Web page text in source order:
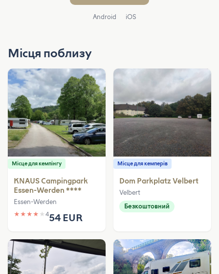
Android iOS
Місця поблизу
Місце для кемпінгу
KNAUS Campingpark
Essen-Werden ****
Essen-Werden
★ ★ ★ ★ ★ 454 EUR
Місце для кемперів
Dom Parkplatz Velbert
Velbert
Безкоштовний